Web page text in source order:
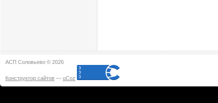
АСП Соловьево © 2026
Конструктор сайтов — uCoz